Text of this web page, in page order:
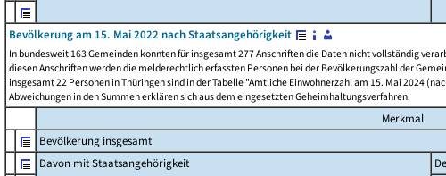
Bevölkerung am 15. Mai 2022 nach Staatsangehörigkeit
In bundesweit 163 Gemeinden konnten für insgesamt 277 Anschriften die Daten nicht vollständig
diesen Anschriften werden die melderechtlich erfassten Personen bei der Bevölkerungszahl der
insgesamt 22 Personen in Thüringen sind in der Tabelle "Amtliche Einwohnerzahl am 15. Mai 2024
Abweichungen in den Summen erklären sich aus dem eingesetzten Geheimhaltungsverfahren.
Merkmal
Bevölkerung insgesamt
Davon mit Staatsangehörigkeit